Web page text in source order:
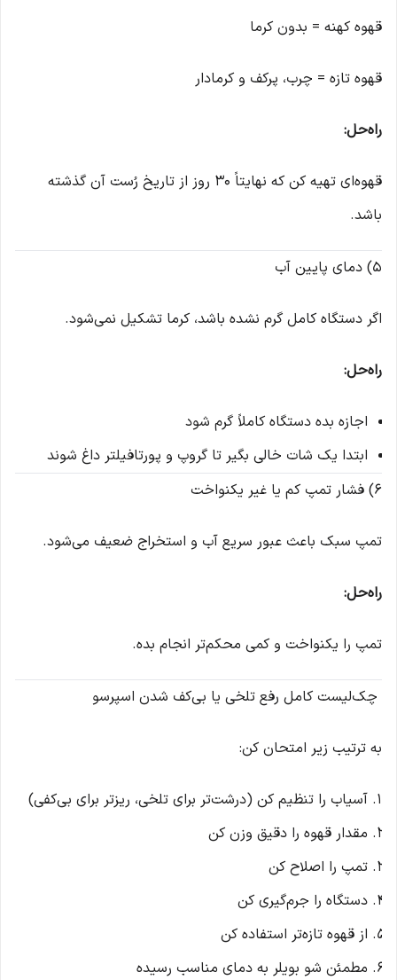
قهوه کهنه = بدون کرما
قهوه تازه = چرب، پرکف و کرمادار
راه‌حل:
قهوه‌ای تهیه کن که نهایتاً ۳۰ روز از تاریخ رُست آن گذشته
باشد.
5) دمای پایین آب
اگر دستگاه کامل گرم نشده باشد، کرما تشکیل نمی‌شود.
راه‌حل:
اجازه بده دستگاه کاملاً گرم شود
ابتدا یک شات خالی بگیر تا گروپ و پورتافیلتر داغ شوند
6) فشار تمپ کم یا غیر یکنواخت
تمپ سبک باعث عبور سریع آب و استخراج ضعیف می‌شود.
راه‌حل:
تمپ را یکنواخت و کمی محکم‌تر انجام بده.
چک‌لیست کامل رفع تلخی یا بی‌کف شدن اسپرسو
به ترتیب زیر امتحان کن:
آسیاب را تنظیم کن (درشت‌تر برای تلخی، ریزتر برای بی‌کفی)
مقدار قهوه را دقیق وزن کن
تمپ را اصلاح کن
دستگاه را جرم‌گیری کن
از قهوه تازه‌تر استفاده کن
مطمئن شو بویلر به دمای مناسب رسیده